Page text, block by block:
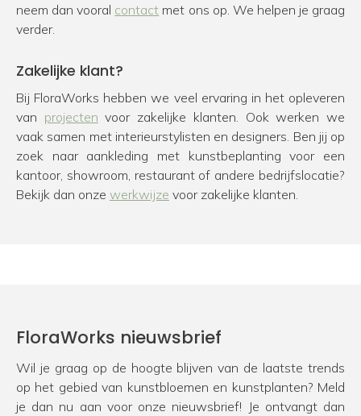
neem dan vooral contact met ons op. We helpen je graag
verder.
Zakelijke klant?
Bij FloraWorks hebben we veel ervaring in het opleveren
van projecten voor zakelijke klanten. Ook werken we
vaak samen met interieurstylisten en designers. Ben jij op
zoek naar aankleding met kunstbeplanting voor een
kantoor, showroom, restaurant of andere bedrijfslocatie?
Bekijk dan onze werkwijze voor zakelijke klanten.
FloraWorks nieuwsbrief
Wil je graag op de hoogte blijven van de laatste trends
op het gebied van kunstbloemen en kunstplanten? Meld
je dan nu aan voor onze nieuwsbrief! Je ontvangt dan